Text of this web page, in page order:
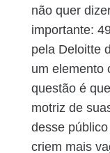
não quer
importante:
pela Deloitte
um elemento
questão é
motriz de
desse
criem mais